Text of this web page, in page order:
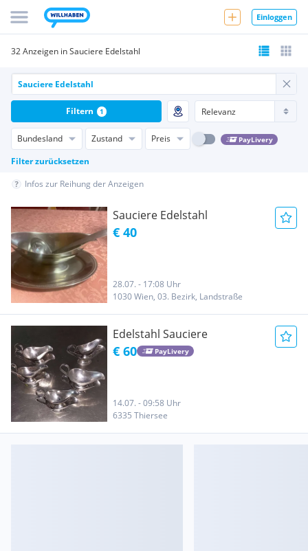
Einloggen
32 Anzeigen in Sauciere Edelstahl
Bundesland Zustand Preis PayLivery
Filter zurücksetzen
Filtern 1
Infos zur Reihung der Anzeigen
Sauciere Edelstahl
€ 40
28.07. - 17:08 Uhr
1030 Wien, 03. Bezirk, Landstraße
Edelstahl Sauciere
€ 60 PayLivery
14.07. - 09:58 Uhr
6335 Thiersee